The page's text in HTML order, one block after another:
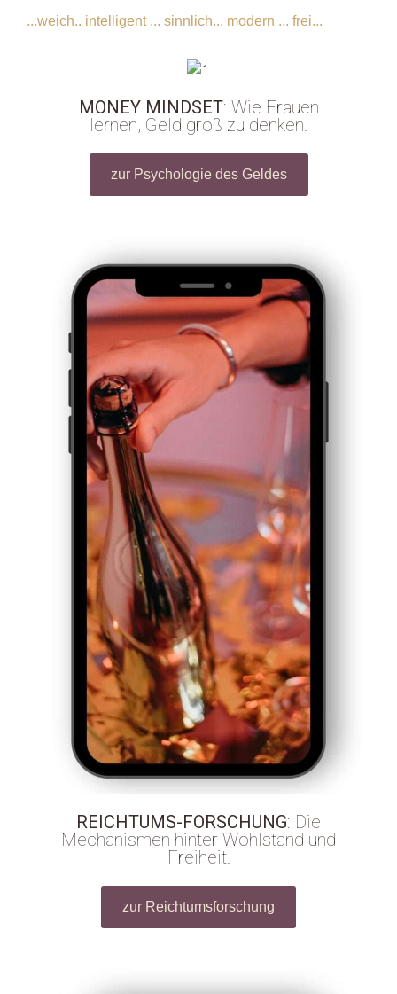
...weich.. intelligent ... sinnlich... modern ... frei...
MONEY MINDSET: Wie Frauen
lernen, Geld groß zu denken.
zur Psychologie des Geldes
REICHTUMS-FORSCHUNG: Die
Mechanismen hinter Wohlstand und
Freiheit.
zur Reichtumsforschung